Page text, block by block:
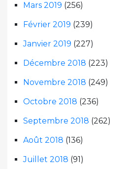
Mars 2019 (256)
Février 2019 (239)
Janvier 2019 (227)
Décembre 2018 (223)
Novembre 2018 (249)
Octobre 2018 (236)
Septembre 2018 (262)
Août 2018 (136)
Juillet 2018 (91)